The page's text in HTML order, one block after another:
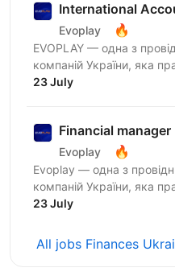
International
Evoplay 🔥
EVOPLAY — одна з
компаній України, яка
ринку та створює
23 July
Financial
Evoplay 🔥
Evoplay — одна з
компаній України, яка
ринку та створює
23 July
All jobs Finances